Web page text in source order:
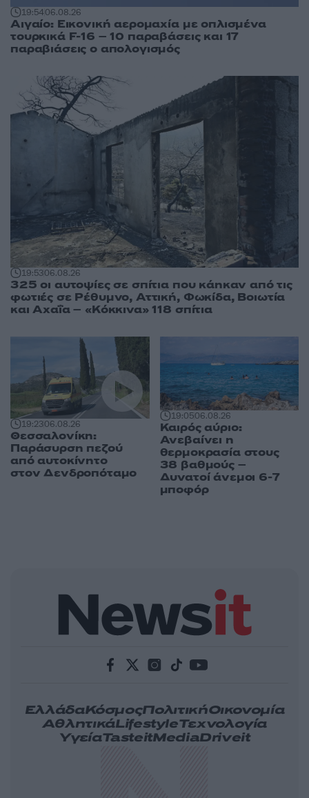
19:5406.08.26
Αιγαίο: Εικονική αερομαχία με οπλισμένα
τουρκικά F-16 – 10 παραβάσεις και 17
παραβιάσεις ο απολογισμός
19:5306.08.26
325 οι αυτοψίες σε σπίτια που κάηκαν από τις
φωτιές σε Ρέθυμνο, Αττική, Φωκίδα, Βοιωτία
και Αχαΐα – «Κόκκινα» 118 σπίτια
19:2306.08.26
Θεσσαλονίκη:
Παράσυρση πεζού
από αυτοκίνητο
στον Δενδροπόταμο
19:0506.08.26
Καιρός αύριο:
Ανεβαίνει η
θερμοκρασία στους
38 βαθμούς –
Δυνατοί άνεμοι 6-7
μποφόρ
ΕλλάδαΚόσμοςΠολιτικήΟικονομία
ΑθλητικάLifestyleΤεχνολογία
ΥγείαTasteitMediaDriveit